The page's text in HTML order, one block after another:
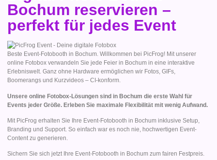
Bochum reservieren –
perfekt für jedes Event
Beste Event-Fotobooth in Bochum. Willkommen bei PicFrog! Mit unserer
online Fotobox verwandeln Sie jede Feier in Bochum in eine interaktive
Erlebniswelt. Ganz ohne Hardware ermöglichen wir Fotos, GIFs,
Boomerangs und Kurzvideos – CI-konform.
Unsere online Fotobox-Lösungen sind in Bochum die erste Wahl für
Events jeder Größe. Erleben Sie maximale Flexibilität mit wenig Aufwand.
Mit PicFrog erhalten Sie Ihre Event-Fotobooth in Bochum inklusive Setup,
Branding und Support. So einfach war es noch nie, hochwertigen Event-
Content zu generieren.
Sichern Sie sich jetzt Ihre Event-Fotobooth in Bochum zum fairen Festpreis.